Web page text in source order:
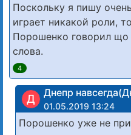
Поскольку я пишу
играет никакой роли,
Порошенко говорил що
слова.
4
Д Днепр
01.05.2019 13:24
Порошенко уже не